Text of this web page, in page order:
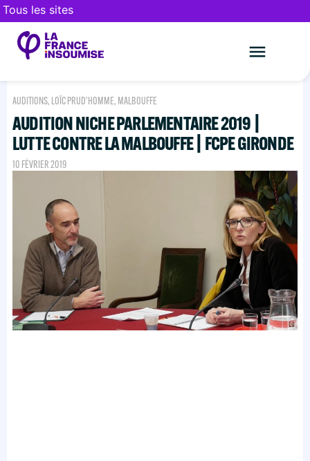
Tous les sites
AUDITIONS, LOÏC PRUD'HOMME, MALBOUFFE
AUDITION NICHE PARLEMENTAIRE 2019 |
LUTTE CONTRE LA MALBOUFFE | FCPE GIRONDE
10 FÉVRIER 2019